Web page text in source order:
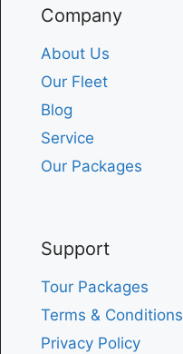
Company
About Us
Our Fleet
Blog
Service
Our Packages
Support
Tour Packages
Terms & Conditions
Privacy Policy